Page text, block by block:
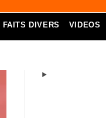
FAITS DIVERS VIDEOS